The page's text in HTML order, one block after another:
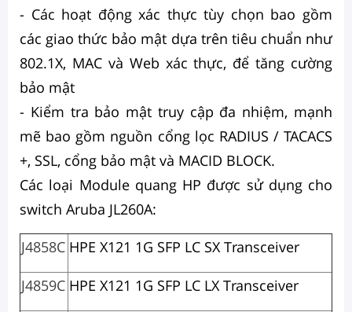
- Các hoạt động xác thực tùy chọn bao gồm
các giao thức bảo mật dựa trên tiêu chuẩn như
802.1X, MAC và Web xác thực, để tăng cường
bảo mật
- Kiểm tra bảo mật truy cập đa nhiệm, mạnh
mẽ bao gồm nguồn cổng lọc RADIUS / TACACS
+, SSL, cổng bảo mật và MACID BLOCK.
Các loại Module quang HP được sử dụng cho
switch Aruba ​JL260A:
J4858C HPE X121 1G SFP LC SX Transceiver
J4859C HPE X121 1G SFP LC LX Transceiver